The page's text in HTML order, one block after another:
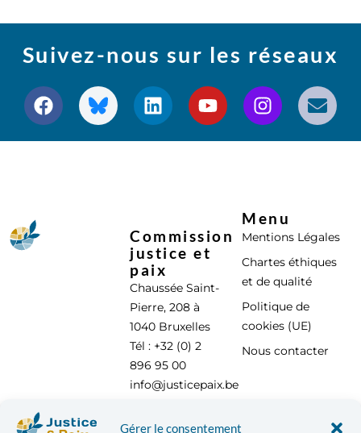
Gérer le consentement
Suivez-nous sur les réseaux
Commission
justice et
paix
Chaussée Saint-
Pierre, 208 à
1040 Bruxelles
Tél : +32 (0) 2
896 95 00
info@justicepaix.be
Menu
Mentions Légales
Chartes éthiques
et de qualité
Politique de
cookies (UE)
Nous contacter